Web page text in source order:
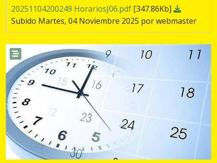
20251104200249 HorariosJ06.pdf [347.86Kb]
Subido Martes, 04 Noviembre 2025 por webmaster